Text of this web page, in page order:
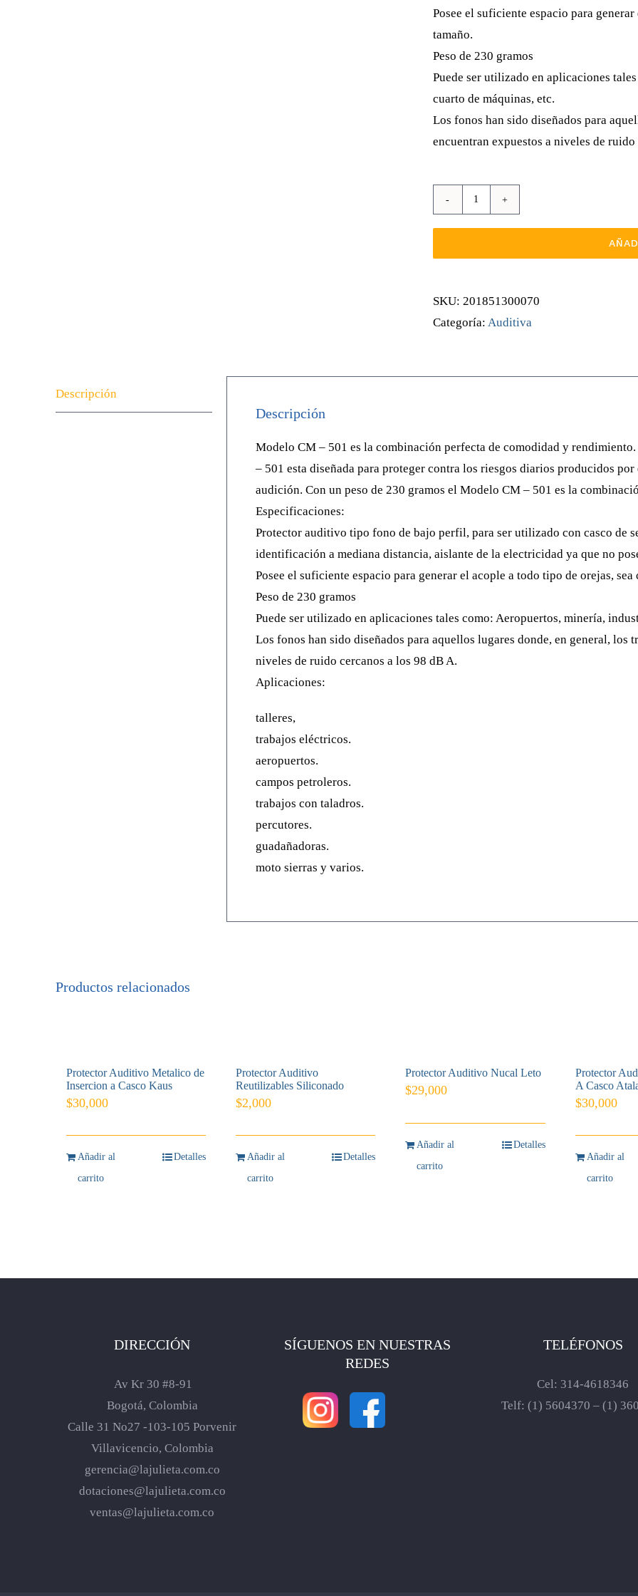
Posee el suficiente espacio para
tamaño.
Peso de 230 gramos
Puede ser utilizado en aplicaciones
cuarto de máquinas, etc.
Los fonos han sido diseñados para
encuentran expuestos a niveles de
Auditivo
A
Casco
SKU: 201851300070
Categoría: Auditiva
Descripción
Descripción
Modelo CM – 501 es la combinación perfecta de comodidad y
– 501 esta diseñada para proteger contra los riesgos diarios producidos
audición. Con un peso de 230 gramos el Modelo CM – 501 es la
Especificaciones:
Protector auditivo tipo fono de bajo perfil, para ser utilizado con casco de
identificación a mediana distancia, aislante de la electricidad ya que no
Posee el suficiente espacio para generar el acople a todo tipo de orejas, sea
Peso de 230 gramos
Puede ser utilizado en aplicaciones tales como: Aeropuertos, minería,
Los fonos han sido diseñados para aquellos lugares donde, en general, los
niveles de ruido cercanos a los 98 dB A.
Aplicaciones:
talleres,
trabajos eléctricos.
aeropuertos.
campos petroleros.
trabajos con taladros.
percutores.
guadañadoras.
moto sierras y varios.
Productos relacionados
Protector Auditivo Metalico de
Insercion a Casco Kaus
$30,000
Añadir al
carrito
Detalles
Protector Auditivo
Reutilizables Siliconado
$2,000
Añadir al
carrito
Detalles
Protector Auditivo Nucal Leto
$29,000
Añadir al
carrito
Detalles
Protector
A Casco
$30,000
Añadir al
carrito
DIRECCIÓN
Av Kr 30 #8-91
Bogotá, Colombia
Calle 31 No27 -103-105 Porvenir
Villavicencio, Colombia
gerencia@lajulieta.com.co
dotaciones@lajulieta.com.co
ventas@lajulieta.com.co
SÍGUENOS EN NUESTRAS
REDES
TELÉFONOS
Cel: 314-4618346
Telf: (1) 5604370 – (1)